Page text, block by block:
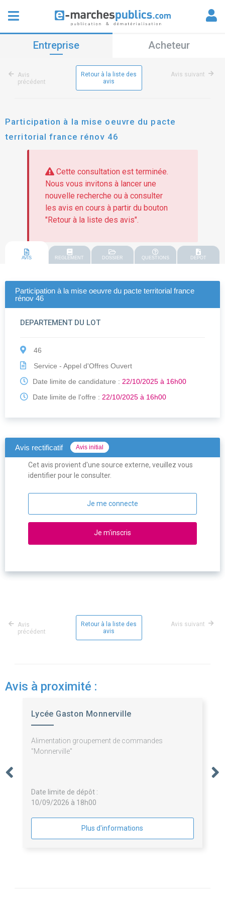
Entreprise Acheteur
Avis
précédent
Retour à la liste des
avis
Avis suivant
Participation à la mise oeuvre du pacte
territorial france rénov 46
Cette consultation est terminée.
Nous vous invitons à lancer une
nouvelle recherche ou à consulter
les avis en cours à partir du bouton
"Retour à la liste des avis".
AVIS REGLEMENT DOSSIER QUESTIONS DEPOT
Participation à la mise oeuvre du pacte territorial france
rénov 46
DEPARTEMENT DU LOT
46
Service - Appel d'Offres Ouvert
Date limite de candidature : 22/10/2025 à 16h00
Date limite de l'offre : 22/10/2025 à 16h00
Avis rectificatif Avis initial
Cet avis provient d'une source externe, veuillez vous
identifier pour le consulter.
Je me connecte
Je m'inscris
Avis
précédent
Retour à la liste des
avis
Avis suivant
Avis à proximité :
Lycée Gaston Monnerville
Alimentation groupement de commandes
"Monnerville"
Date limite de dépôt :
10/09/2026 à 18h00
Plus d'informations